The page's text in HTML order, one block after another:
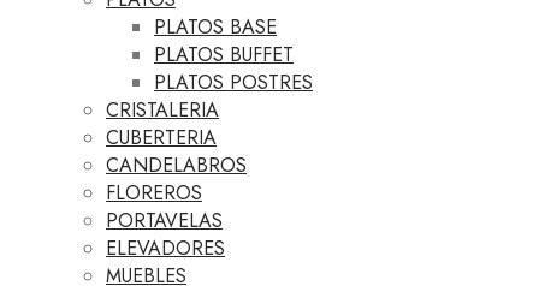
PLATOS BASE
PLATOS BUFFET
PLATOS POSTRES
CRISTALERIA
CUBERTERIA
CANDELABROS
FLOREROS
PORTAVELAS
ELEVADORES
MUEBLES